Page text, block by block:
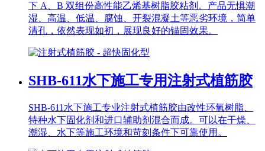
下 A、B 双组份高性能乙烯基树脂胶粘剂。产品无惧潮
湿、高温、低温、腐蚀、开裂混凝土等恶劣环境，简单
清孔，依然表现如初，展现良好的锚固效果。
SHB-611水下施工专用注射式植筋胶
SHB-611水下施工专业注射式植筋胶由改性环氧树脂、
特种水下固化剂和进口辅助剂混合而成。可以在干燥、
潮湿、水下等施工环境和苛刻条件下可靠使用。